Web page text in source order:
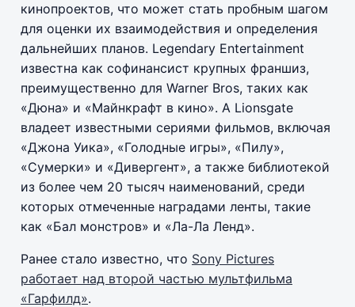
кинопроектов, что может стать пробным шагом
для оценки их взаимодействия и определения
дальнейших планов. Legendary Entertainment
известна как софинансист крупных франшиз,
преимущественно для Warner Bros, таких как
«Дюна» и «Майнкрафт в кино». А Lionsgate
владеет известными сериями фильмов, включая
«Джона Уика», «Голодные игры», «Пилу»,
«Сумерки» и «Дивергент», а также библиотекой
из более чем 20 тысяч наименований, среди
которых отмеченные наградами ленты, такие
как «Бал монстров» и «Ла-Ла Ленд».
Ранее стало известно, что Sony Pictures
работает над второй частью мультфильма
«Гарфилд».